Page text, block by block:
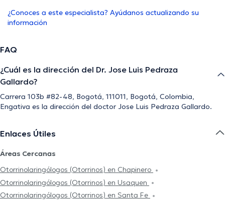
¿Conoces a este especialista? Ayúdanos actualizando su
información
FAQ
¿Cuál es la dirección del Dr. Jose Luis Pedraza
Gallardo?
Carrera 103b #82-48, Bogotá, 111011, Bogotá, Colombia,
Engativa es la dirección del doctor Jose Luis Pedraza Gallardo.
Enlaces Útiles
Áreas Cercanas
Otorrinolaringólogos (Otorrinos) en Chapinero
Otorrinolaringólogos (Otorrinos) en Usaquen
Otorrinolaringólogos (Otorrinos) en Santa Fe